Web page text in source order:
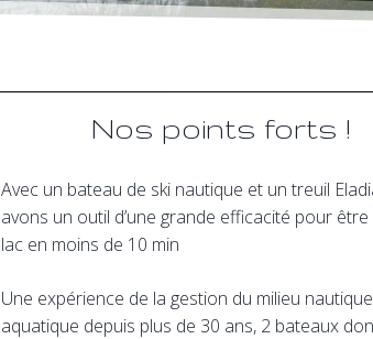
Nos points forts !
Avec un bateau de ski nautique et un treuil
avons un outil d’une grande efficacité pour
lac en moins de 10 min
Une expérience de la gestion du milieu
aquatique depuis plus de 30 ans, 2 bateaux